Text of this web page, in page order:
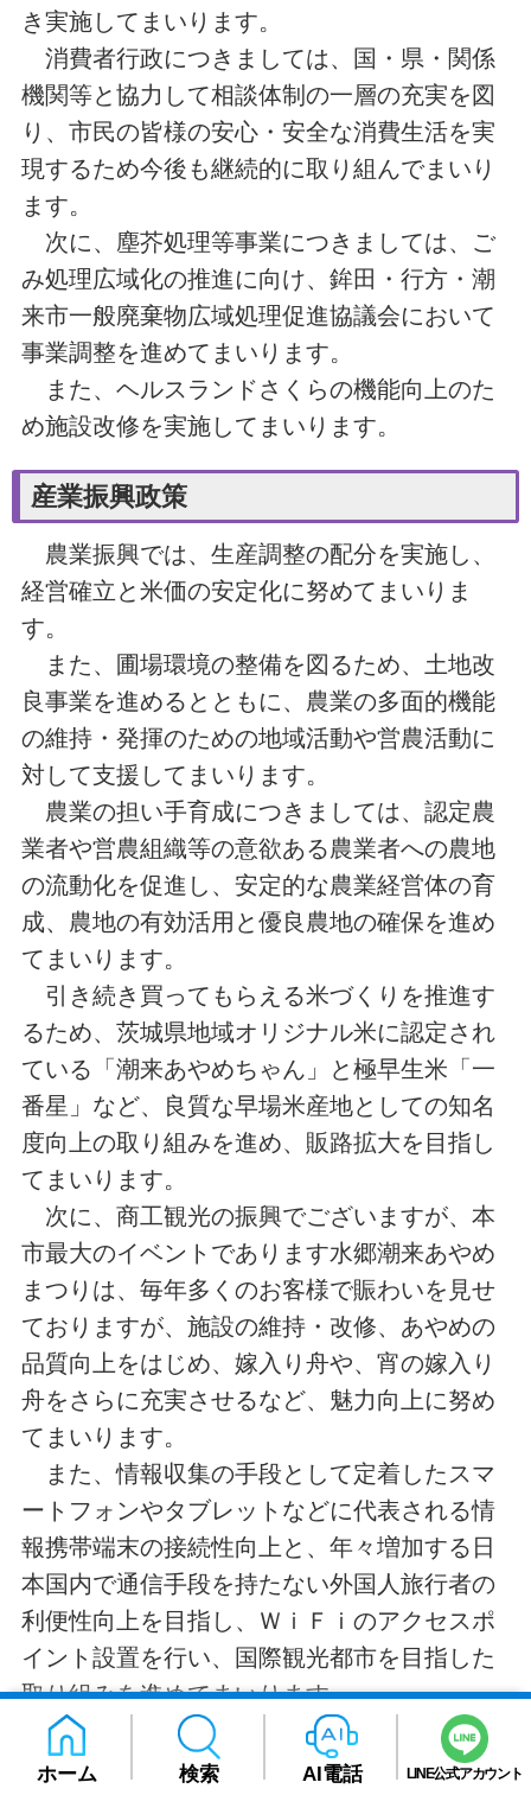
ホーム 検索 AI電話 LINE公式アカウント
き実施してまいります。
消費者行政につきましては、国・県・関係
機関等と協力して相談体制の一層の充実を図
り、市民の皆様の安心・安全な消費生活を実
現するため今後も継続的に取り組んでまいり
ます。
次に、塵芥処理等事業につきましては、ご
み処理広域化の推進に向け、鉾田・行方・潮
来市一般廃棄物広域処理促進協議会において
事業調整を進めてまいります。
また、ヘルスランドさくらの機能向上のた
め施設改修を実施してまいります。
産業振興政策
農業振興では、生産調整の配分を実施し、
経営確立と米価の安定化に努めてまいりま
す。
また、圃場環境の整備を図るため、土地改
良事業を進めるとともに、農業の多面的機能
の維持・発揮のための地域活動や営農活動に
対して支援してまいります。
農業の担い手育成につきましては、認定農
業者や営農組織等の意欲ある農業者への農地
の流動化を促進し、安定的な農業経営体の育
成、農地の有効活用と優良農地の確保を進め
てまいります。
引き続き買ってもらえる米づくりを推進す
るため、茨城県地域オリジナル米に認定され
ている「潮来あやめちゃん」と極早生米「一
番星」など、良質な早場米産地としての知名
度向上の取り組みを進め、販路拡大を目指し
てまいります。
次に、商工観光の振興でございますが、本
市最大のイベントであります水郷潮来あやめ
まつりは、毎年多くのお客様で賑わいを見せ
ておりますが、施設の維持・改修、あやめの
品質向上をはじめ、嫁入り舟や、宵の嫁入り
舟をさらに充実させるなど、魅力向上に努め
てまいります。
また、情報収集の手段として定着したスマ
ートフォンやタブレットなどに代表される情
報携帯端末の接続性向上と、年々増加する日
本国内で通信手段を持たない外国人旅行者の
利便性向上を目指し、ＷｉＦｉのアクセスポ
イント設置を行い、国際観光都市を目指した
取り組みを進めてまいります。
また、本市の交流拠点であります道の駅い
たこにつきましては、新たに親子で楽しめる